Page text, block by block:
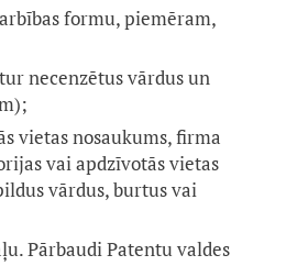
formu, piemēram,
necenzētus vārdus un
vietas nosaukums, firma
vai apdzīvotās vietas
vārdus, burtus vai
Pārbaudi Patentu valdes